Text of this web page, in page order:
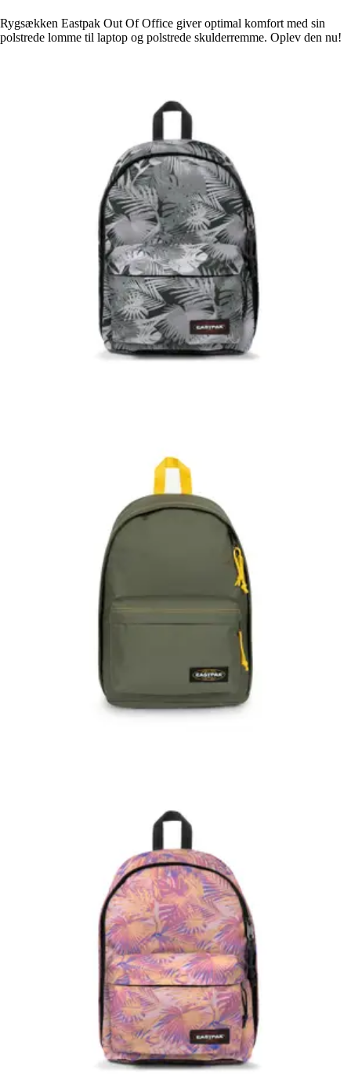
Rygsækken Eastpak Out Of Office giver optimal komfort med sin
polstrede lomme til laptop og polstrede skulderremme. Oplev den nu!